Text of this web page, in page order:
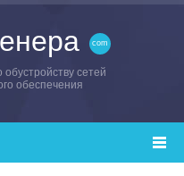
сетей
обеспечения